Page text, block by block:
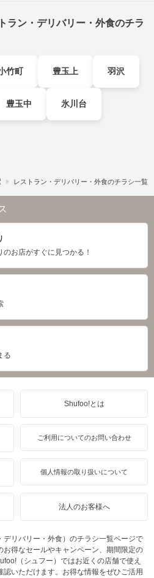
ラン・デリバリー・外食のチラ
竹町 豊玉上 羽沢
豊玉中 氷川台
レストラン・デリバリー・外食のチラシ一覧
お店がすぐに見つかる！
る
Shufoo!とは
ご利用についてのお問い合わせ
個人情報の取り扱いについて
法人のお客様へ
リバリー・外食）のチラシ一覧ページで
得なセールやキャンペーン、期間限定の
（シュフー）ではお近くの店舗で使え
いただけます。お得な情報をぜひご活用